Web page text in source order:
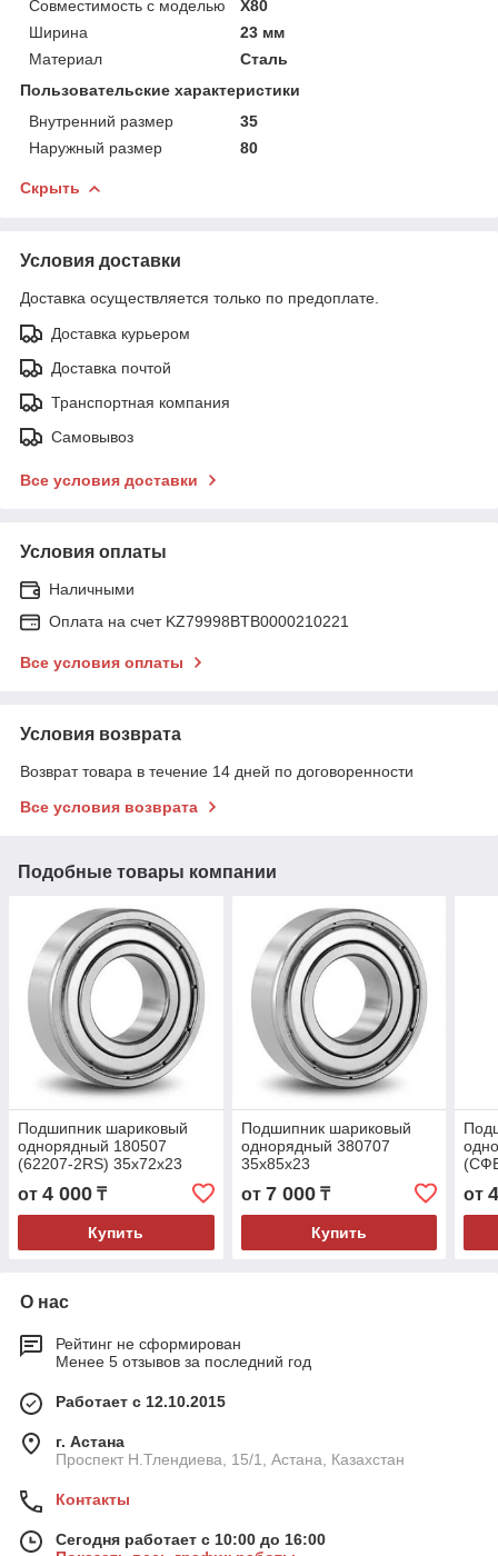
Совместимость с моделью
X80
Ширина
23 мм
Материал
Сталь
Пользовательские характеристики
Внутренний размер
35
Наружный размер
80
Скрыть
Условия доставки
Доставка осуществляется только по предоплате.
Доставка курьером
Доставка почтой
Транспортная компания
Самовывоз
Все условия доставки
Условия оплаты
Наличными
Оплата на счет KZ79998BTB0000210221
Все условия оплаты
Условия возврата
Возврат товара в течение 14 дней по договоренности
Все условия возврата
Подобные товары компании
Подшипник шариковый
однорядный 180507
(62207-2RS) 35x72x23
от 4 000 ₸
Купить
Подшипник шариковый
однорядный 380707
35x85x23
от 7 000₸
Купить
от
О нас
Рейтинг не сформирован
Менее 5 отзывов за последний год
Работает с 12.10.2015
г. Астана
Проспект Н.Тлендиева, 15/1, Астана, Казахстан
Контакты
Сегодня работает с 10:00 до 16:00